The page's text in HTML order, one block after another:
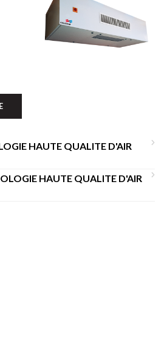
HAUTE QUALITE D'AIR
HAUTE QUALITE D'AIR